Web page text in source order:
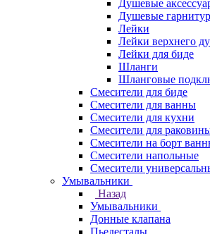
Душевые
Душевые
Лейки
Лейки верхнего
Лейки для биде
Шланги
Шланговые
Смесители для биде
Смесители для ванны
Смесители для кухни
Смесители для
Смесители на борт
Смесители напольные
Смесители
Умывальники
Назад
Умывальники
Донные клапана
Пьедесталы